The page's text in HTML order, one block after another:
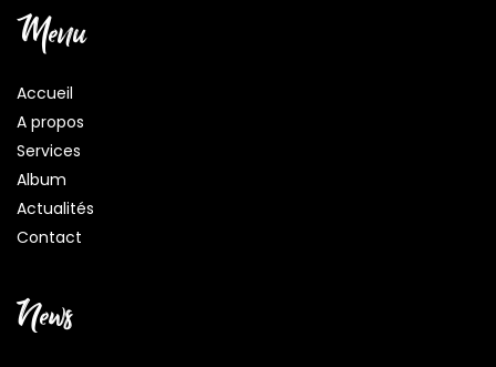
Menu
Accueil
A propos
Services
Album
Actualités
Contact
News